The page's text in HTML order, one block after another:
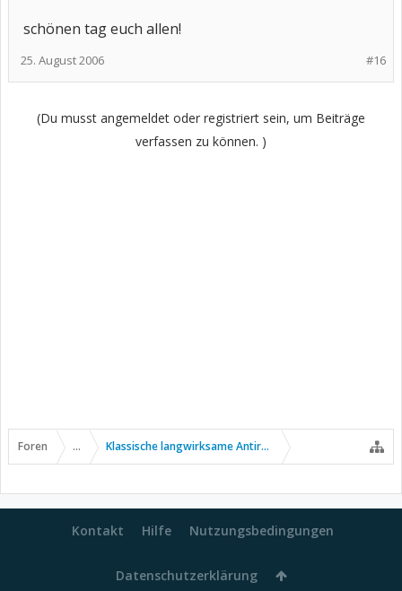
schönen tag euch allen!
#16
25. August 2006
(Du musst angemeldet oder registriert sein, um Beiträge
verfassen zu können. )
Foren ... Klassische langwirksame Antirheumatika
Kontakt Hilfe Nutzungsbedingungen
Datenschutzerklärung